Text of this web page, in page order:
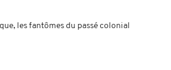
les fantômes du passé colonial